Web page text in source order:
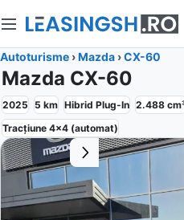
Autoturisme ›Mazda ›CX-60
Mazda CX-60
2025 5 km Hibrid Plug-In 2.488
Tracțiune 4x4 (automat)